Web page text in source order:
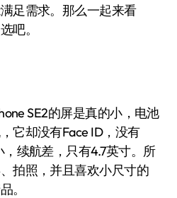
足需求。那么一起来看
吧。
SE2的屏是真的小，电池
它却没有Face ID，没有
续航差，只有4.7英寸。所
拍照，并且喜欢小尺寸的
。